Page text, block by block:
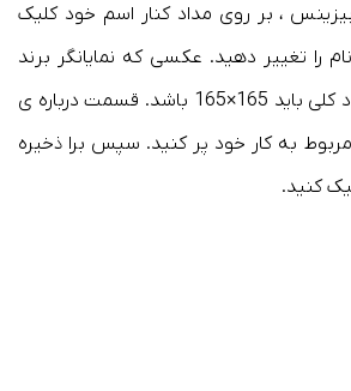
، بر روی مداد کنار اسم خود کلیک
را تغییر دهید. عکسی که نمایانگر برند
شما را آپلود کنید. ابعاد کلی باید 165×165 باشد. قسمت درباره ی
مربوط به کار خود پر کنید. سپس برا ذخیره